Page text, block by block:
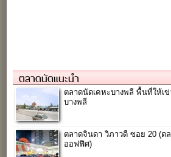
ตลาดนัดแนะนำ
ตลาดนัดเคหะบางพลี พื้นที่ให้เ
บางพลี
ตลาดจินดา วิภาวดี ซอย 20 (ต
ออฟฟิศ)